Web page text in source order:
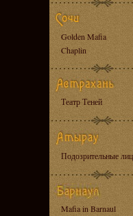
Golden Mafia
Chaplin
Театр Теней
Подозрительные
Mafia in Barnaul